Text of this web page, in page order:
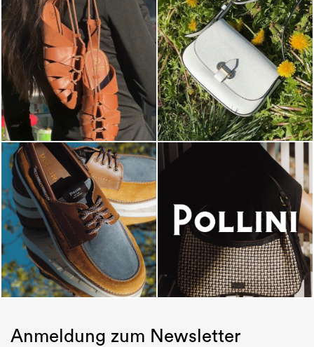
Anmeldung zum Newsletter